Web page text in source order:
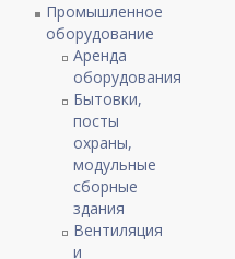
Промышленное
оборудование
Аренда
оборудования
Бытовки,
посты
охраны,
модульные
сборные
здания
Вентиляция
и